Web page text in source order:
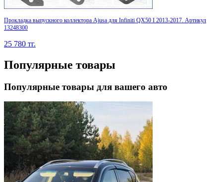
Прокладка выпускного коллектора Ajusa для Infiniti QX50 I 2013-2017. Артикул
13248300
25 780 тг.
Популярные товары
Популярные товары для вашего авто